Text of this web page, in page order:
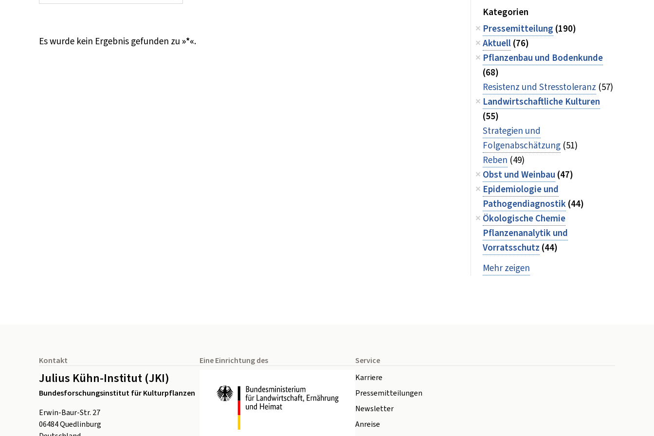
Es wurde kein Ergebnis gefunden zu»*«.
Kategorien
Pressemitteilung (190)
Aktuell(76)
Pflanzenbau und Bodenkunde
(68)
Resistenz und Stresstoleranz (57)
Landwirtschaftliche Kulturen
(55)
Strategien und
Folgenabschätzung (51)
Reben (49)
Obst und Weinbau (47)
Epidemiologie und
Pathogendiagnostik(44)
Ökologische Chemie
Pflanzenanalytik und
Vorratsschutz (44)
Mehr zeigen
Kontakt
Julius Kühn-Institut (JKI)
Bundesforschungsinstitut für Kulturpflanzen
Erwin-Baur-Str. 27
06484Quedlinburg
Eine Einrichtung des
Service
Karriere
Pressemitteilungen
Newsletter
Anreise